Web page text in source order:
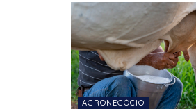
AGRONEGÓCIO